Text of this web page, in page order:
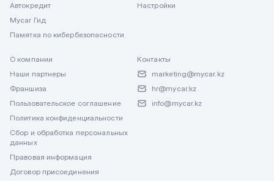
Автокредит
Mycar Гид
Памятка по кибербезопасности
Настройки
О компании
Наши партнеры
Франшиза
Пользовательское соглашение
Политика конфиденциальности
Сбор и обработка персональных
данных
Правовая информация
Договор присоединения
Контакты
marketing@mycar.kz
hr@mycar.kz
info@mycar.kz